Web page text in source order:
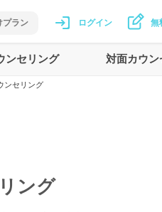
プラン ログイン 無
ンセリング 対面カウン
ンセリング
ング